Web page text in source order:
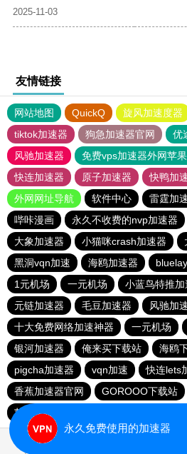
2025-11-03
友情链接
网站地图 QuickQ 旋风加速度器
tiktok加速器
狗急加速器官网
优
风驰加速器
免费vps加速器外网苹
快连加速器
原子加速器 快鸭加
外网网址导航
软件中心 雷霆加
哔咔漫画
永久不收费的nvp加速器
大象加速器
小猫咪crash加速器
黑洞vqn加速
海鸥加速器
1元机场
一元机场 小蓝鸟特推加
元链加速器
毛豆加速器
风驰加
十大免费网络加速神器
一元机场
银河加速器
俺来买下载站 海鸥
pigcha加速器
vqn加速 快连lets
香蕉加速器官网
GOROOO下载站
苹果免费vqn
永久免费使用的加速器